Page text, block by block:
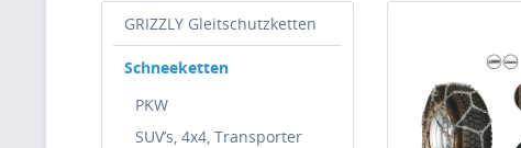
GRIZZLY Gleitschutzketten
Schneeketten
PKW
SUV’s, 4x4, Transporter